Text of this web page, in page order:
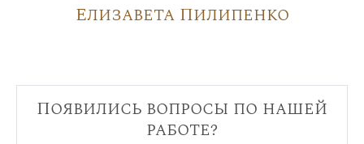
Елизавета Пилипенко
Появились вопросы по нашей
работе?